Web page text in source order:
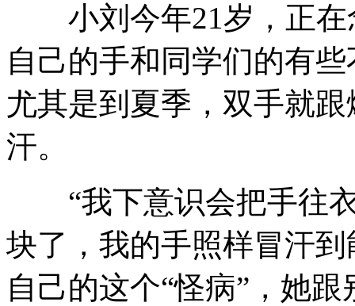
小刘今年21岁，正在
自己的手和同学们的有
尤其是到夏季，双手就
汗。
“我下意识会把手往衣
块了，我的手照样冒汗
自己的这个“怪病”，她